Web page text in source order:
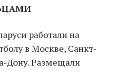
работали на
в Москве, Санкт-
Дону. Размещали